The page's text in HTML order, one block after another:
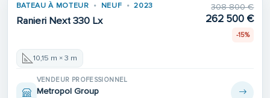
BATEAU À MOTEUR NEUF 2023
Ranieri Next 330 Lx
308 800 €
262 500 €
-15%
10,15 m × 3 m
VENDEUR PROFESSIONNEL
Metropol Group